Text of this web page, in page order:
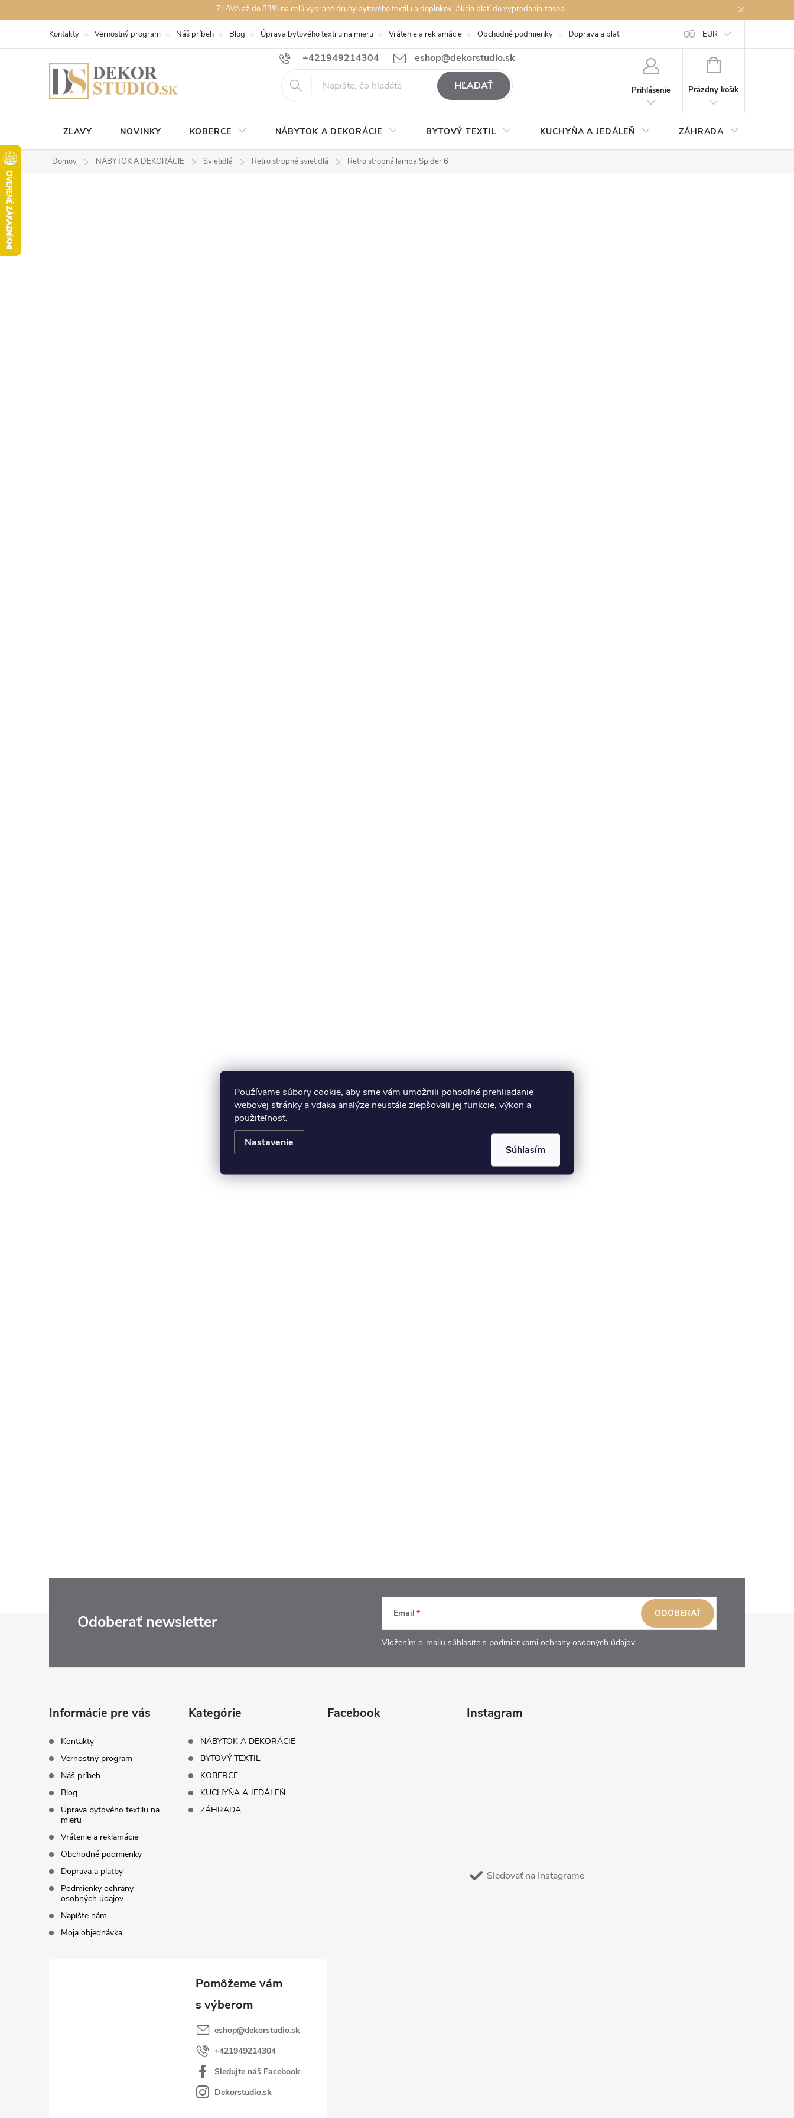
Používame súbory cookie, aby sme vám umožnili pohodlné prehliadanie
webovej stránky a vďaka analýze neustále zlepšovali jej funkcie, výkon a
použiteľnosť.
Nastavenie
Súhlasím
na
ZĽAVA až do 83% na celú vybrané druhy bytového textilu a doplnkov! Akcia platí do vypredania zásob.
+421949214304 eshop@dekorstudio.sk
Kontakty Vernostný program Náš príbeh Blog Úprava bytového textilu na mieru Vrátenie a reklamácie Obchodné podmienky Doprava a platby Podmienky ochrany osobných údajov
EUR
HĽADAŤ Prihlásenie
NÁKUPNÝ
Prázdny košík
ZĽAVY NOVINKY KOBERCE NÁBYTOK A DEKORÁCIE BYTOVÝ TEXTIL KUCHYŇA A JEDÁLEŇ ZÁHRADA
Domov NÁBYTOK A DEKORÁCIE Svietidlá Retro stropné svietidlá Retro stropná lampa Spider 6
Odoberať newsletter Email
Vložením e-mailu súhlasíte s podmienkami ochrany osobných údajov
ODOBERAŤ
Informácie pre vás
Kontakty
Vernostný program
Náš príbeh
Blog
Úprava bytového textilu na
mieru
Vrátenie a reklamácie
Obchodné podmienky
Doprava a platby
Podmienky ochrany
osobných údajov
Napíšte nám
Moja objednávka
Kategórie
NÁBYTOK A DEKORÁCIE
BYTOVÝ TEXTIL
KOBERCE
KUCHYŇA A JEDÁLEŇ
ZÁHRADA
Facebook Instagram
Sledovať na Instagrame
eshop@dekorstudio.sk
+421949214304
Sledujte náš Facebook
Dekorstudio.sk